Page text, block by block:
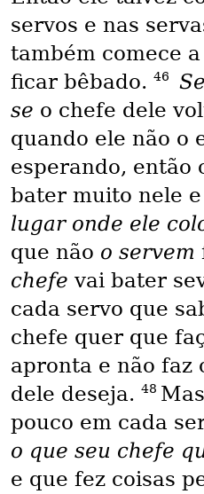
servos e nas
também comece
ficar bêbado. 46
se o chefe dele
quando ele não o
esperando, então
bater muito nele
lugar onde ele
que não o servem
chefe vai bater
cada servo que
chefe quer que
apronta e não faz
dele deseja. 48 Mas
pouco em cada
o que seu chefe
e que fez coisas